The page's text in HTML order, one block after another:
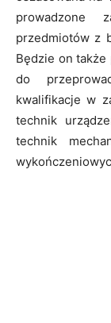
prowadzone
przedmiotów z
Będzie on także
do
kwalifikacje w
technik
technik